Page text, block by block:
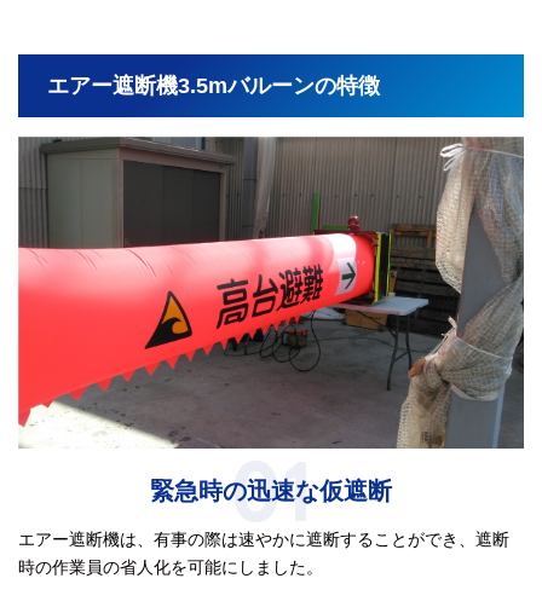
エアー遮断機3.5mバルーンの特徴
01
緊急時の迅速な仮遮断
エアー遮断機は、有事の際は速やかに遮断することができ、遮断
時の作業員の省人化を可能にしました。